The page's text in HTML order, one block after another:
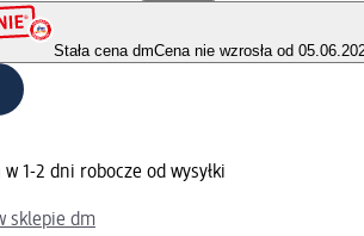
Stała cena dmCena nie wzrosła od
1-2 dni robocze od wysyłki
sklepie dm